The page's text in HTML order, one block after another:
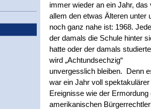
immer wieder an ein Jahr, das
allem den etwas Älteren unter
noch ganz nahe ist: 1968.
der damals die Schule hinter
hatte oder der damals
wird „Achtundsechzig“
unvergesslich bleiben. Denn
war ein Jahr voll spektakulärer
Ereignisse wie der Ermordung
amerikanischen